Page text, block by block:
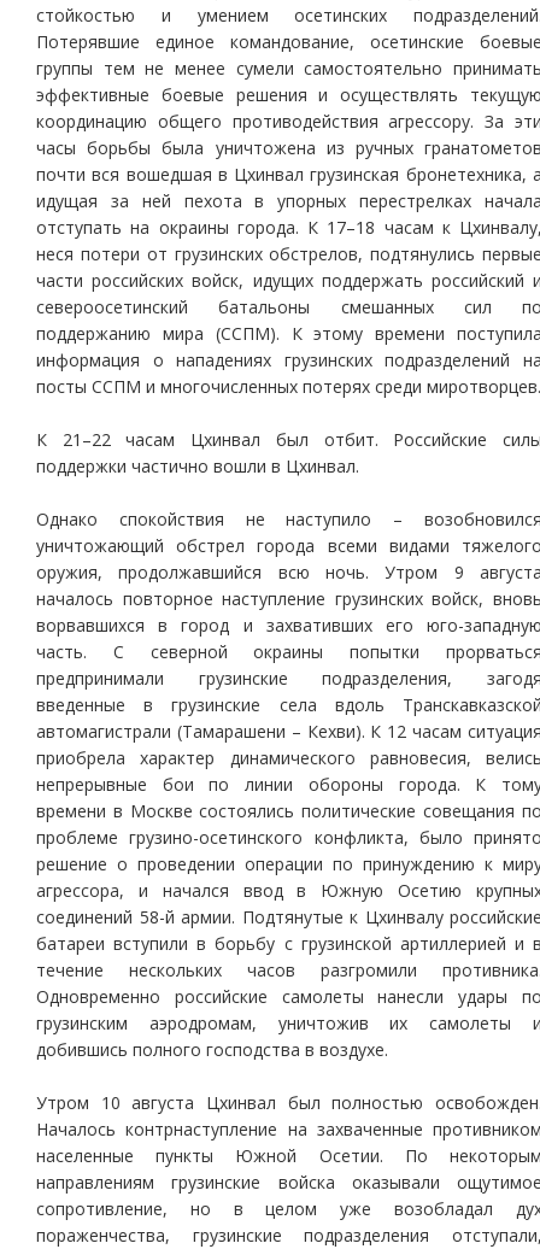
стойкостью и умением осетинских
Потерявшие единое командование, осетинские
группы тем не менее сумели самостоятельно
эффективные боевые решения и осуществлять
координацию общего противодействия агрессору. За
часы борьбы была уничтожена из ручных
почти вся вошедшая в Цхинвал грузинская бронетехника,
идущая за ней пехота в упорных перестрелках
отступать на окраины города. К 17–18 часам к
неся потери от грузинских обстрелов, подтянулись
части российских войск, идущих поддержать российский
североосетинский батальоны смешанных сил
поддержанию мира (ССПМ). К этому времени
информация о нападениях грузинских подразделений
посты ССПМ и многочисленных потерях среди миротворцев.
К 21–22 часам Цхинвал был отбит. Российские
поддержки частично вошли в Цхинвал.
Однако спокойствия не наступило –
уничтожающий обстрел города всеми видами
оружия, продолжавшийся всю ночь. Утром 9
началось повторное наступление грузинских войск,
ворвавшихся в город и захвативших его юго-
часть. С северной окраины попытки
предпринимали грузинские подразделения,
введенные в грузинские села вдоль
автомагистрали (Тамарашени – Кехви). К 12 часам
приобрела характер динамического равновесия,
непрерывные бои по линии обороны города. К
времени в Москве состоялись политические совещания
проблеме грузино-осетинского конфликта, было
решение о проведении операции по принуждению к
агрессора, и начался ввод в Южную Осетию
соединений 58-й армии. Подтянутые к Цхинвалу
батареи вступили в борьбу с грузинской артиллерией и
течение нескольких часов разгромили
Одновременно российские самолеты нанесли удары
грузинским аэродромам, уничтожив их самолеты
добившись полного господства в воздухе.
Утром 10 августа Цхинвал был полностью
Началось контрнаступление на захваченные
населенные пункты Южной Осетии. По
направлениям грузинские войска оказывали
сопротивление, но в целом уже возобладал
пораженчества, грузинские подразделения